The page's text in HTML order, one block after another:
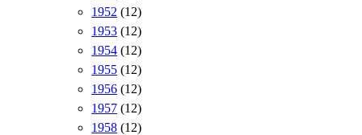
1952 (12)
1953 (12)
1954 (12)
1955 (12)
1956 (12)
1957 (12)
1958 (12)